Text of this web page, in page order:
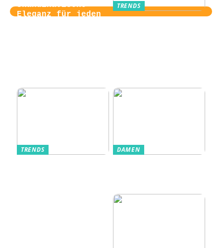
Skandinavische
Eleganz für jeden
TRENDS
TRENDS DAMEN